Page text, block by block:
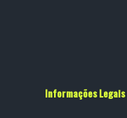
Informações Legais